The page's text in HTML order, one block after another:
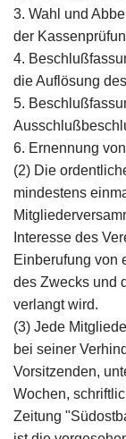
3. Wahl und
der
4.
die Auflösung
5.
6. Ernennung
(2) Die
mindestens
Interesse des
Einberufung von
des Zwecks und
verlangt wird.
(3) Jede
bei seiner
Vorsitzenden,
Wochen,
Zeitung